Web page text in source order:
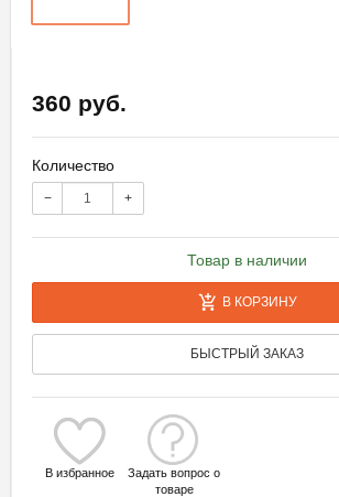
360 руб.
Количество
− +
Товар в наличии
В КОРЗИНУ
БЫСТРЫЙ ЗАКАЗ
В избранное
Задать вопрос о
товаре